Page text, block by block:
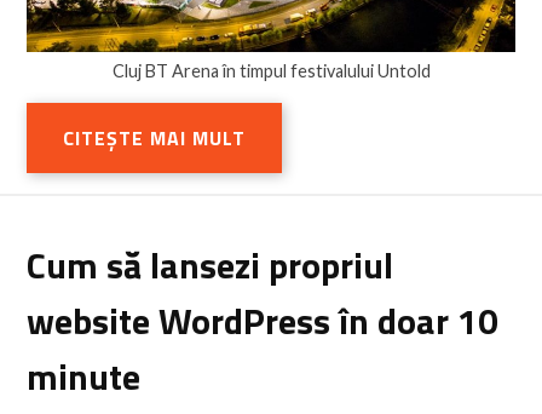
Cluj BT Arena în timpul festivalului Untold
CITEȘTE MAI MULT
Cum să lansezi propriul
website WordPress în doar 10
minute